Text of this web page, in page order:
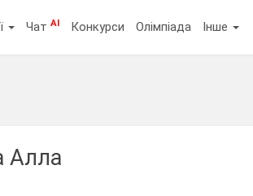
ЧатAI Конкурси Олімпіада Інше
Алла